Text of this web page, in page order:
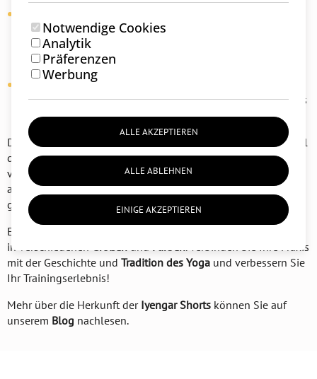
Notwendige Cookies
Analytik
Präferenzen
Werbung
ALLE AKZEPTIEREN
ALLE ABLEHNEN
EINIGE AKZEPTIEREN
Geschichte desIyengar Yoga, da sie ursprünglich
entworfen wurden, um
zu ermöglichen.
Sichtbarkeit der Körperausrichtung
Körperausrichtungwährend der Praxis zu überwachen, was
den Lernprozess verbessert.
Die Shorts sind mehr als nur ein Kleidungsstück – sie sind Teil
der
Yoga-Tradition, die eine ungestörte Praxis und
vollständige Konzentration ermöglicht. Sie wurden mit Fokus
auf
FunktionalitätundKomfortentworfen, während sie
gleichzeitig
undSchlichtheitbewahren.
Entdecken Sie unsere Kollektion der
in verschiedenen Größen und Farben. Verbinden Sie Ihre Praxis
mit der Geschichte und Tradition des Yoga und verbessern Sie
Ihr Trainingserlebnis!
Mehr über die Herkunft der Iyengar Shorts können Sie auf
unserem Blog nachlesen.